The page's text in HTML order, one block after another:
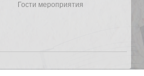
Гости мероприятия